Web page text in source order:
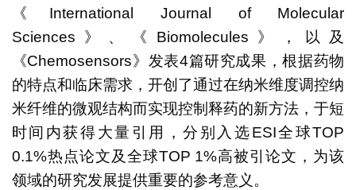
《International Journal of Molecular
Sciences》、《Biomolecules》，以及
《Chemosensors》发表4篇研究成果，根据药物
的特点和临床需求，开创了通过在纳米维度调控纳
米纤维的微观结构而实现控制释药的新方法，于短
时间内获得大量引用，分别入选ESI全球TOP
0.1%热点论文及全球TOP 1%高被引论文，为该
领域的研究发展提供重要的参考意义。